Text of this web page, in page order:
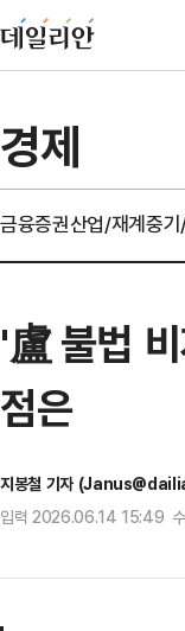
경제
금융증권산업/재계중
'盧 불법
점은
지봉철 기자
입력 2026.06.14 15:49